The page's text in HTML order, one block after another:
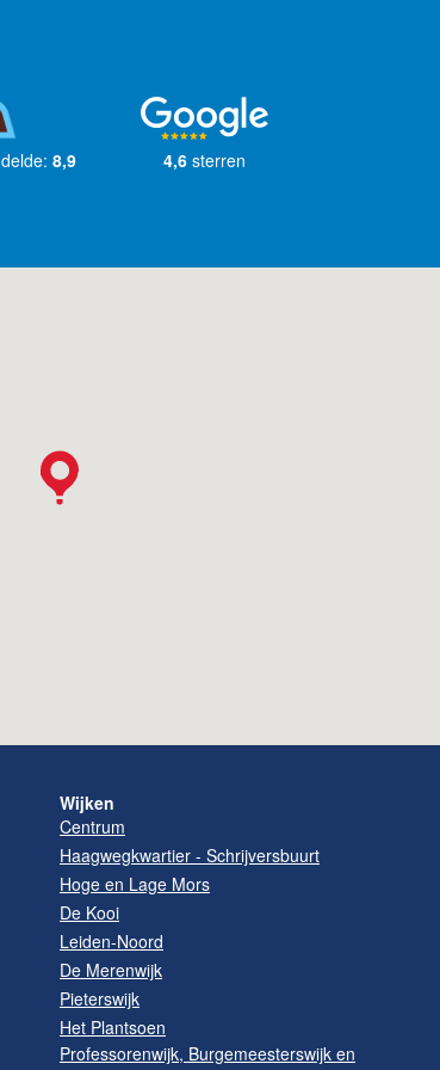
8,9 4,6sterren
Wijken
Centrum
Haagwegkwartier - Schrijversbuurt
Hoge en Lage Mors
De Kooi
Leiden-Noord
De Merenwijk
Pieterswijk
Het Plantsoen
Professorenwijk, Burgemeesterswijk en